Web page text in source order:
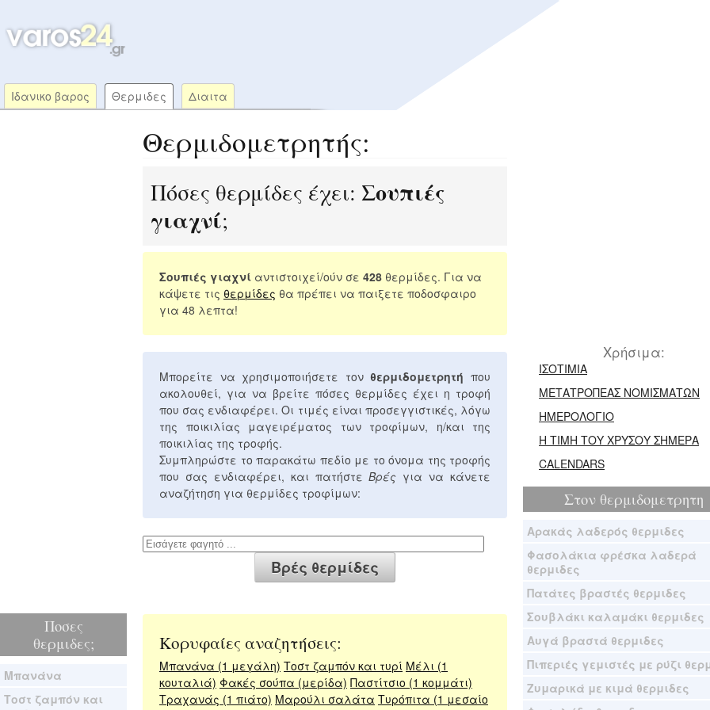
Ιδανικο βαρος Θερμιδες Διαιτα
Ποσες
θερμιδες;
Μπανάνα
Τοστ ζαμπόν και
Θερμιδομετρητής:
Πόσες θερμίδες έχει: Σουπιές
γιαχνί;
Σουπιές γιαχνί αντιστοιχεί/ούν σε 428 θερμίδες. Για να
κάψετε τις θερμίδες θα πρέπει να παιξετε ποδοσφαιρο
για 48 λεπτα!
Μπορείτε να χρησιμοποιήσετε τονθερμιδομετρητή που
ακολουθεί, για να βρείτε πόσες θερμίδες έχει η τροφή
που σας ενδιαφέρει. Οι τιμές είναι προσεγγιστικές, λόγω
της ποικιλίας μαγειρέματος των τροφίμων, η/και της
ποικιλίας της τροφής.
Συμπληρώστε το παρακάτω πεδίο με το όνομα της τροφής
που σας ενδιαφέρει, και πατήστεΒρές για να κάνετε
αναζήτηση για θερμίδες τροφίμων:
Κορυφαίες αναζητήσεις:
Μπανάνα (1 μεγάλη) Τοστ ζαμπόν και τυρί Μέλι (1
κουταλιά) Φακές σούπα (μερίδα) Παστίτσιο (1 κομμάτι)
Τραχανάς (1 πιάτο) Μαρούλι σαλάτα Τυρόπιτα (1 μεσαίο
Χρήσιμα:
ΙΣΟΤΙΜΙΑ
ΜΕΤΑΤΡΟΠΕΑΣ ΝΟΜΙΣΜΑΤΩΝ
ΗΜΕΡΟΛΟΓΙΟ
Η ΤΙΜΗ ΤΟΥ ΧΡΥΣΟΥ ΣΗΜΕΡΑ
CALENDARS
Στον θερμιδομετρητη
Αρακάς λαδερός θερμιδες
Φασολάκια φρέσκα λαδερά
θερμιδες
Πατάτες βραστές θερμιδες
Σουβλάκι καλαμάκι θερμιδες
Αυγά βραστά θερμιδες
Πιπεριές γεμιστές με ρύζι
Ζυμαρικά με κιμά θερμιδες